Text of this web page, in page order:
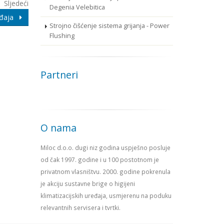
Sljedeći
Degenia Velebitica
Strojno čišćenje sistema grijanja - Power
Flushing
Partneri
O nama
Miloc d.o.o. dugi niz godina uspješno posluje
od čak 1997. godine i u 100 postotnom je
privatnom vlasništvu. 2000. godine pokrenula
je akciju sustavne brige o higijeni
klimatizacijskih uređaja, usmjerenu na poduku
relevantnih servisera i tvrtki.